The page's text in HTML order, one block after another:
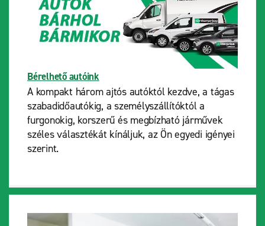
Bérelhető autóink
A kompakt három ajtós autóktól kezdve, a tágas
szabadidőautókig, a személyszállítóktól a
furgonokig, korszerű és megbízható járművek
széles választékát kínáljuk, az Ön egyedi igényei
szerint.